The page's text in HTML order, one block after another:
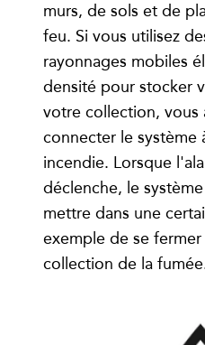
murs, de sols et de
feu. Si vous utilisez
rayonnages mobiles
densité pour stocker
votre collection, vous
connecter le système
incendie. Lorsque
déclenche, le
mettre dans une
exemple de se
collection de la